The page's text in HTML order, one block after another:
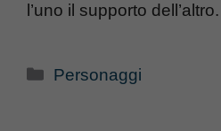
l’uno il supporto dell’altro.
Categorie
Personaggi